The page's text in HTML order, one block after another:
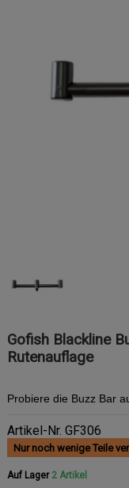
Gofish Blackline
Rutenauflage
Probiere die Buzz Bar
Artikel-Nr. GF306
Nur noch wenige Teile
Auf Lager 2 Artikel